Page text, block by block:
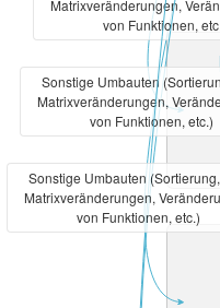
Matrixveränderungen,
von Funktionen,
Sonstige Umbauten
Matrixveränderungen,
von Funktionen, etc.)
Sonstige Umbauten
Matrixveränderungen,
von Funktionen, etc.)